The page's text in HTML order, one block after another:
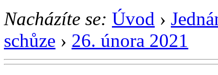
Nacházíte se: Úvod ›
schůze › 26. února 2021